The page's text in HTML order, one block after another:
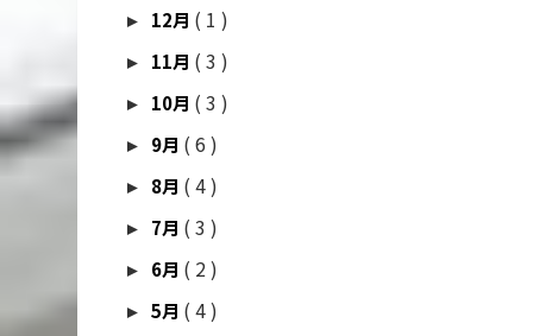
► 12月 ( 1 )
► 11月 ( 3 )
► 10月 ( 3 )
► 9月 ( 6 )
► 8月 ( 4 )
► 7月 ( 3 )
► 6月 ( 2 )
►5月 ( 4 )